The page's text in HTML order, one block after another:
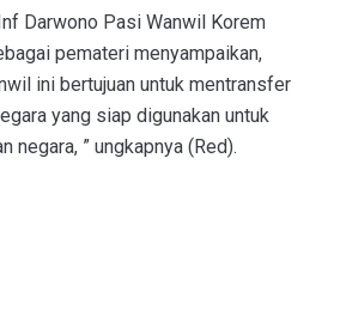
Darwono Pasi Wanwil Korem
pemateri menyampaikan,
ini bertujuan untuk mentransfer
yang siap digunakan untuk
negara, ” ungkapnya (Red).